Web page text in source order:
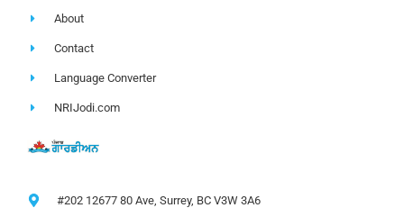
About
Contact
Language Converter
NRIJodi.com
#202 12677 80 Ave, Surrey, BC V3W 3A6